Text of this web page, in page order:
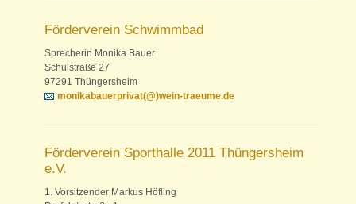
Förderverein Schwimmbad
Sprecherin Monika Bauer
Schulstraße 27
97291 Thüngersheim
monikabauerprivat(@)wein-traeume.de
Förderverein Sporthalle 2011 Thüngersheim
e.V.
1. Vorsitzender Markus Höfling